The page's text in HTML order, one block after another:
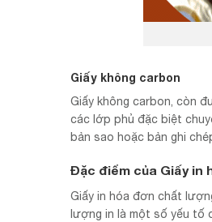
Giấy không carbon
Giấy không carbon, còn
các lớp phủ đặc biệt
bản sao hoặc bản ghi
Đặc điểm của Giấy
Giấy in hóa đơn chất
lượng in là một số yếu tố